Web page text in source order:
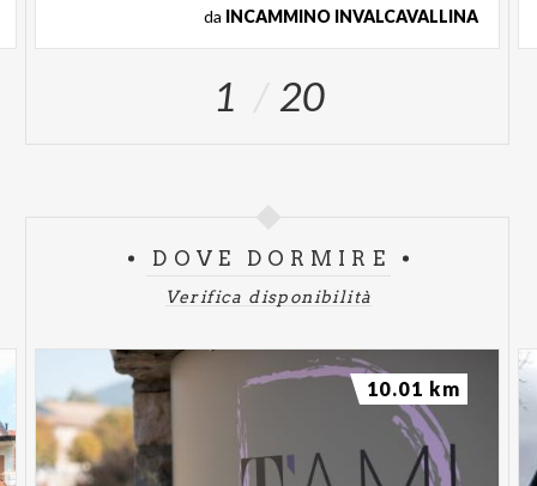
da INCAMMINO INVALCAVALLINA
1 20
DOVE DORMIRE
Verifica disponibilità
10.01 km